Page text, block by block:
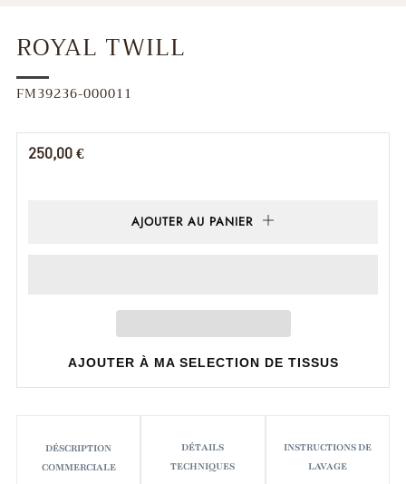
ROYAL TWILL
FM39236-000011
Prix
250,00 €
AJOUTER AU PANIER
AJOUTER À MA SELECTION DE TISSUS
DÉSCRIPTION
COMMERCIALE
DÉTAILS
TECHNIQUES
INSTRUCTIONS DE
LAVAGE